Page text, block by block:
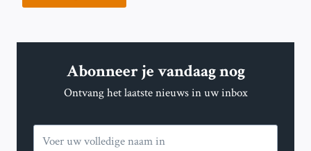
Abonneer je vandaag nog
Ontvang het laatste nieuws in uw inbox